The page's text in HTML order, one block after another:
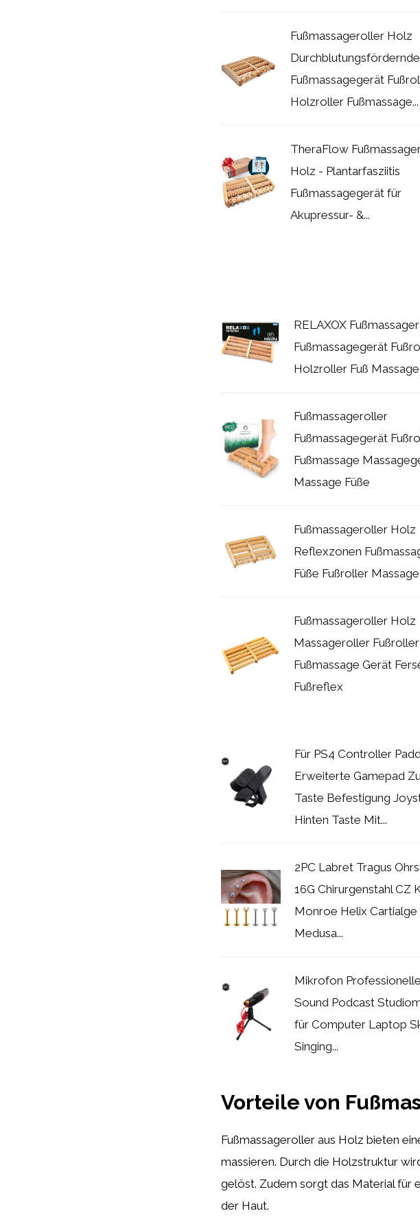
Fußmassageroller Holz
Fußmassagegerät
Holzroller Fußmassage...
TheraFlow
Holz - Plantarfasziitis
Fußmassagegerät für
Akupressur- &...
RELAXOX
Fußmassagegerät
Holzroller Fuß
Fußmassageroller
Fußmassagegerät
Fußmassage
Massage Füße
Fußmassageroller Holz
Reflexzonen
Füße Fußroller
Fußmassageroller Holz
Massageroller Fußroller
Fußmassage Gerät
Fußreflex
Für PS4 Controller
Erweiterte Gamepad
Taste Befestigung
Hinten Taste Mit...
2PC Labret Tragus
16G Chirurgenstahl CZ
Monroe Helix Cartialge
Medusa...
Mikrofon
Sound Podcast
für Computer Laptop
Singing...
Vorteile von
Fußmassageroller aus Holz bieten
massieren. Durch die Holzstruktur
gelöst. Zudem sorgt das Material für
der Haut.